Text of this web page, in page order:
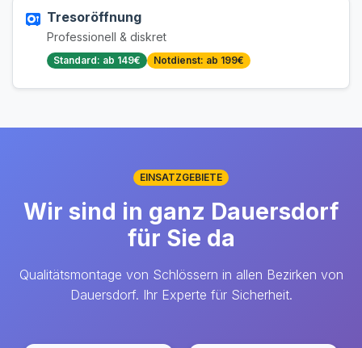
Tresoröffnung
Professionell & diskret
Standard: ab 149€ Notdienst: ab 199€
EINSATZGEBIETE
Wir sind in ganz Dauersdorf
für Sie da
Qualitätsmontage von Schlössern in allen Bezirken von
Dauersdorf. Ihr Experte für Sicherheit.